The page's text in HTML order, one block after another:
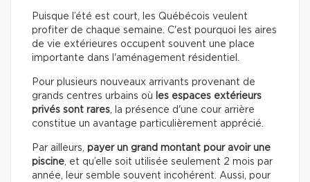
Puisque l’été est court, les Québécois veulent
profiter de chaque semaine. C'est pourquoi les aires
de vie extérieures occupent souvent une place
importante dans l'aménagement résidentiel.
Pour plusieurs nouveaux arrivants provenant de
grands centres urbains où
les espaces extérieurs
privés sont rares, la présence d'une cour arrière
constitue un avantage particulièrement apprécié.
Par ailleurs, payer un grand montant pour avoir une
piscine, et qu’elle soit utilisée seulement 2 mois par
année, leur semble souvent incohérent. Aussi, pour